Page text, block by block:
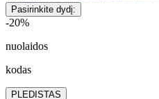
Pasirinkite dydį:
-20%
nuolaidos
kodas
PLEDISTAS